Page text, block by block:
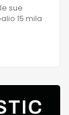
sue
15 mila